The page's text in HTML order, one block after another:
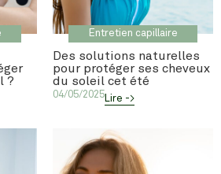
?
Entretien capillaire
Des solutions naturelles
pour protéger ses cheveux
du soleil cet été
04/05/2025Lire ->